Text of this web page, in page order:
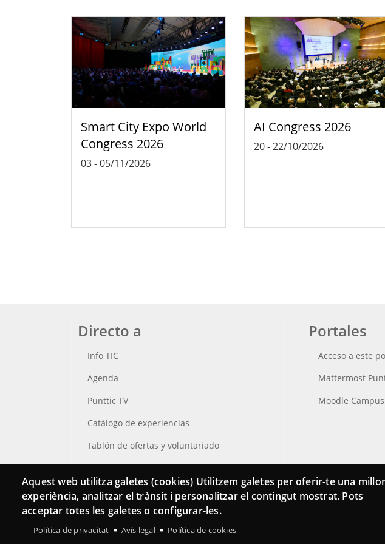
Smart City Expo World
Congress 2026
03-05/11/2026
AI Congress 2026
20-22/10/2026
Directo a
Info TIC
Agenda
Punttic TV
Catálogo de experiencias
Tablón de ofertas y voluntariado
Busca tu Punt TIC
Portales
Acceso a este
Mattermost
Moodle
Aquest web utilitza galetes (cookies) Utilitzem galetes per oferir-te una millor
experiència, analitzar el trànsit i personalitzar el contingut mostrat. Pots
acceptar totes les galetes o configurar-les.
Política de privacitat Avís legal Política de cookies